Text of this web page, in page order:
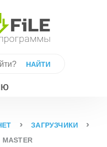
› ЗАГРУЗЧИКИ ›
MASTER